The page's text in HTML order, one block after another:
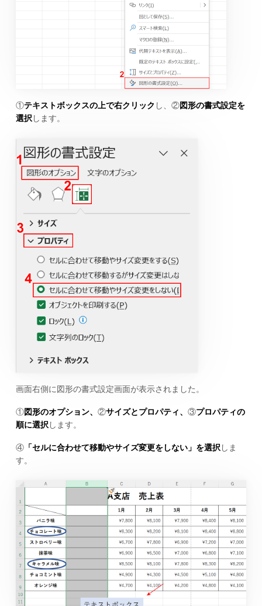
①テキストボックスの上で右クリック し、②図形の書式設定を
選択 します。
画面右側に図形の書式設定画面が表示されました。
①図形のオプション、 ②サイズとプロパティ、 ③プロパティの
順に選択 します。
④「セルに合わせて移動やサイズ変更をしない」を選択 しま
す。